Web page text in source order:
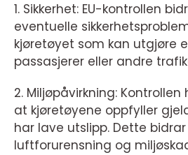
1. Sikkerhet: EU-kontrollen
eventuelle
kjøretøyet som kan utgjøre
passasjerer eller andre
2. Miljøpåvirkning:
at kjøretøyene oppfyller
har lave utslipp. Dette
luftforurensning og